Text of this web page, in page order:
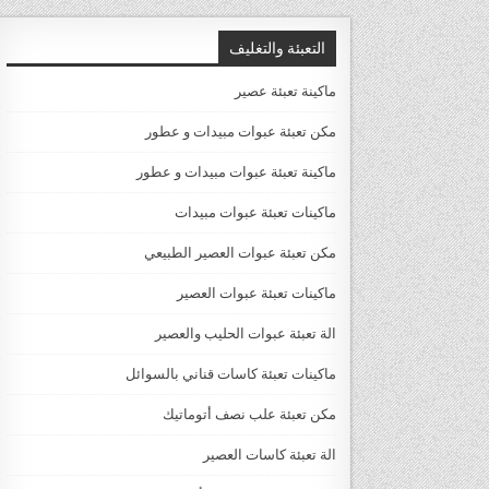
التعبئة والتغليف
ماكينة تعبئة عصير
مكن تعبئة عبوات مبيدات و عطور
ماكينة تعبئة عبوات مبيدات و عطور
ماكينات تعبئة عبوات مبيدات
مكن تعبئة عبوات العصير الطبيعي
ماكينات تعبئة عبوات العصير
الة تعبئة عبوات الحليب والعصير
ماكينات تعبئة كاسات قناني بالسوائل
مكن تعبئة علب نصف أتوماتيك
الة تعبئة كاسات العصير